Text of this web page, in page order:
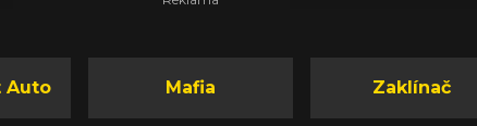
Auto Mafia Zaklínač